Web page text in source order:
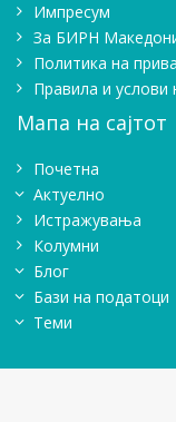
Импресум
Зa БИРН
Политика на
Правила и услови
Мапа на сајтот
Почетна
Актуелно
Истражувањa
Колумни
Блог
Бази на податоци
Теми